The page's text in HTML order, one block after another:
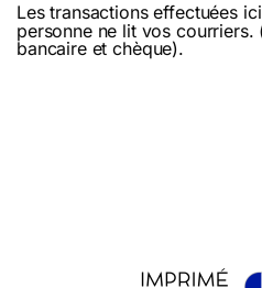
Les transactions effectuées
personne ne lit vos courriers.
bancaire et chèque).